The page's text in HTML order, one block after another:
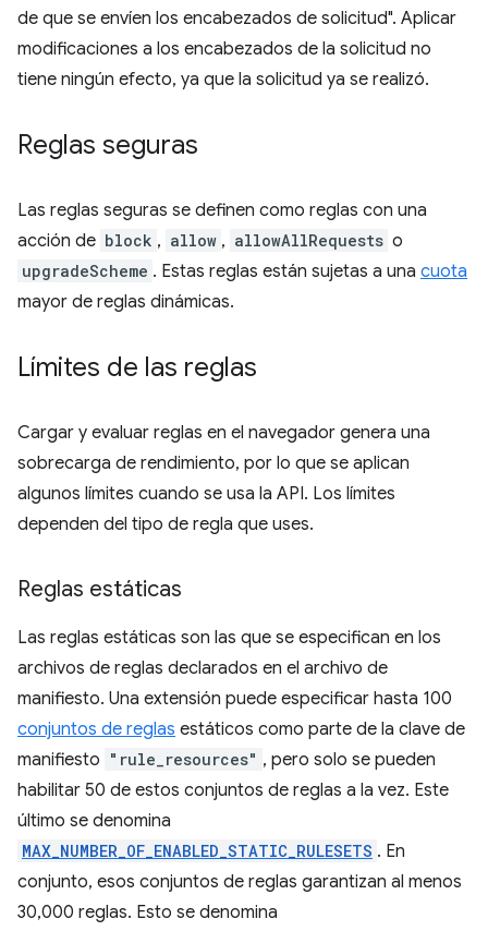
de que se envíen los encabezados de solicitud". Aplicar
modificaciones a los encabezados de la solicitud no
tiene ningún efecto, ya que la solicitud ya se realizó.
Reglas seguras
Las reglas seguras se definen como reglas con una
acción de block , allow , allowAllRequests o
upgradeScheme . Estas reglas están sujetas a una cuota
mayor de reglas dinámicas.
Límites de las reglas
Cargar y evaluar reglas en el navegador genera una
sobrecarga de rendimiento, por lo que se aplican
algunos límites cuando se usa la API. Los límites
dependen del tipo de regla que uses.
Reglas estáticas
Las reglas estáticas son las que se especifican en los
archivos de reglas declarados en el archivo de
manifiesto. Una extensión puede especificar hasta 100
conjuntos de reglas estáticos como parte de la clave de
manifiesto "rule_resources" , pero solo se pueden
habilitar 50 de estos conjuntos de reglas a la vez. Este
último se denomina
MAX_NUMBER_OF_ENABLED_STATIC_RULESETS . En
conjunto, esos conjuntos de reglas garantizan al menos
30,000 reglas. Esto se denomina